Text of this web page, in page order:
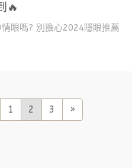
🔥
眼嗎? 別擔心2024隱眼推薦
1 2 3 »